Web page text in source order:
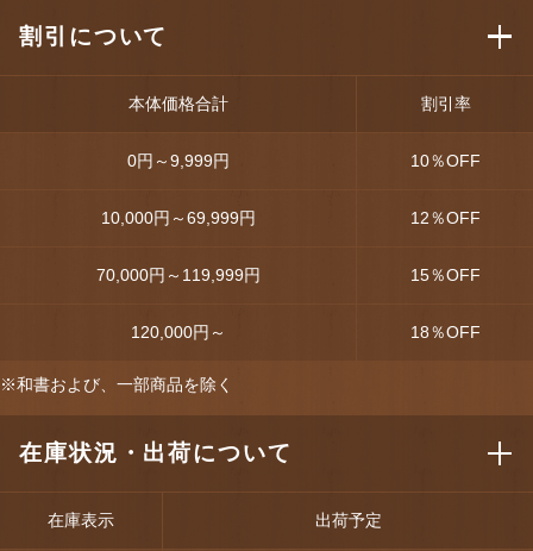
割引について
本体価格合計 割引率
0円～9,999円 10％OFF
10,000円～69,999円 12％OFF
70,000円～119,999円 15％OFF
120,000円～ 18％OFF
※和書および、一部商品を除く
在庫状況・出荷について
在庫表示 出荷予定